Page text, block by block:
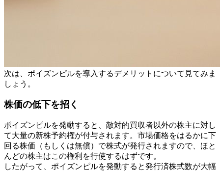
次は、ポイズンピルを導入するデメリットについて見てみま
しょう。
株価の低下を招く
ポイズンピルを発動すると、敵対的買収者以外の株主に対し
て大量の新株予約権が付与されます。市場価格をはるかに下
回る株価（もしくは無償）で株式が発行されますので、ほと
んどの株主はこの権利を行使するはずです。
したがって、ポイズンピルを発動すると発行済株式数が大幅